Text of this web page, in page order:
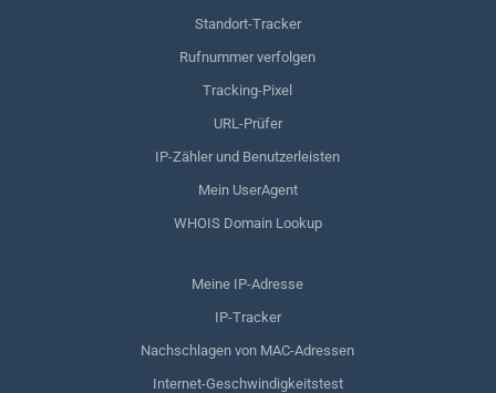
Standort-Tracker
Rufnummer verfolgen
Tracking-Pixel
URL-Prüfer
IP-Zähler und Benutzerleisten
Mein UserAgent
WHOIS Domain Lookup
Meine IP-Adresse
IP-Tracker
Nachschlagen von MAC-Adressen
Internet-Geschwindigkeitstest